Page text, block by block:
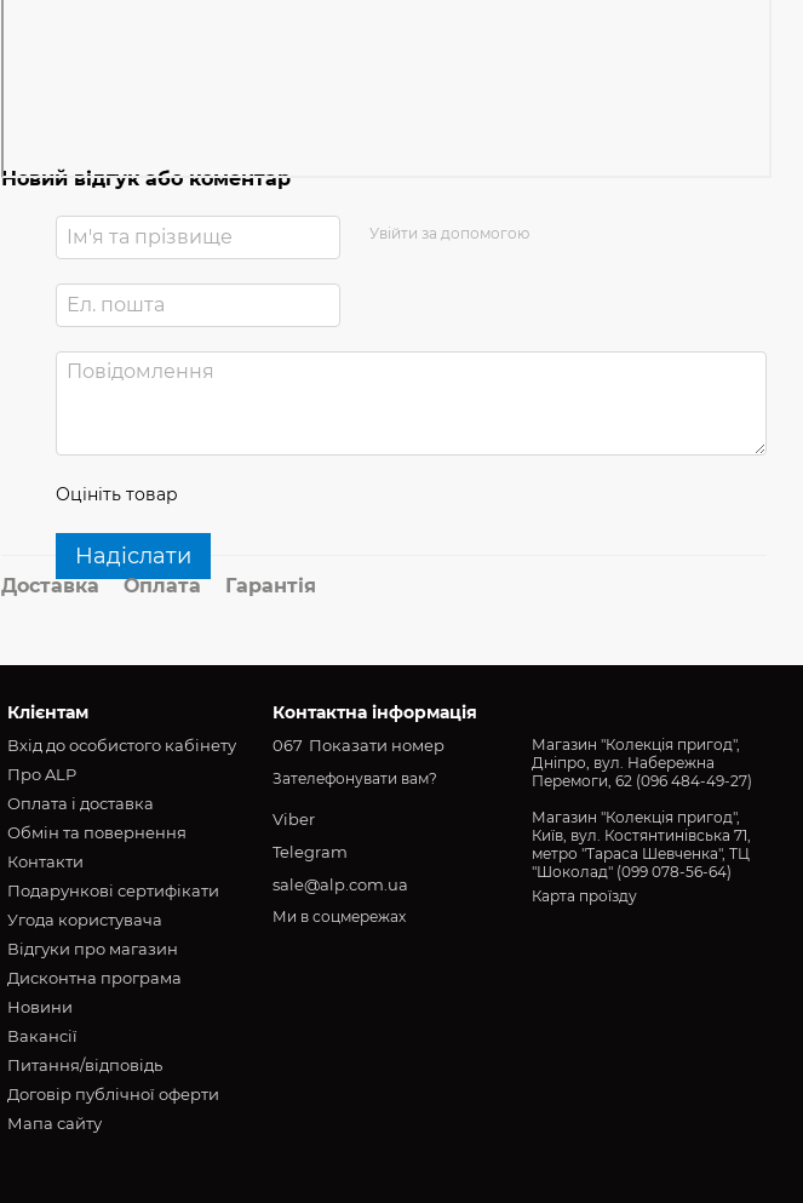
Новий відгук або коментар
Увійти за допомогою
Оцініть товар
Надіслати
Доставка Оплата Гарантія
Клієнтам
Вхід до особистого кабінету
Про ALP
Оплата і доставка
Обмін та повернення
Контакти
Подарункові сертифікати
Угода користувача
Відгуки про магазин
Дисконтна програма
Новини
Вакансії
Питання/відповідь
Договір публічної оферти
Мапа сайту
Контактна інформація
067 Показати номер
Зателефонувати вам?
Viber
Telegram
sale@alp.com.ua
Магазин "Колекція пригод",
Дніпро, вул. Набережна
Перемоги, 62 (096 484-49-27)
Магазин "Колекція пригод",
Київ, вул. Костянтинівська 71,
метро "Тараса Шевченка", ТЦ
"Шоколад" (099 078-56-64)
Карта проїзду
Ми в соцмережах